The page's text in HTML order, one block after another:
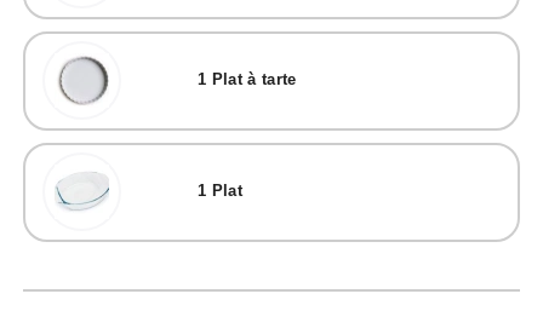
1 Plat à tarte
1 Plat